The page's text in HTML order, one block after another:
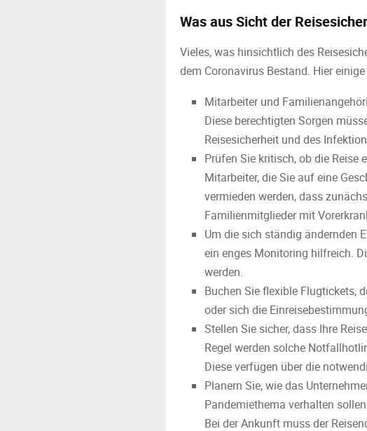
Was aus Sicht der
Vieles, was hinsichtlich des
dem Coronavirus Bestand. Hier
Mitarbeiter und
Diese berechtigten Sorgen
Reisesicherheit und des
Prüfen Sie kritisch, ob die Reise
Mitarbeiter, die Sie auf eine
vermieden werden, dass
Familienmitglieder mit
Um die sich ständig ändernden
ein enges Monitoring hilfreich.
werden.
Buchen Sie flexible Flugtickets,
oder sich die
Stellen Sie sicher, dass Ihre
Regel werden solche
Diese verfügen über die
Planern Sie, wie das
Pandemiethema verhalten
Bei der Ankunft muss der